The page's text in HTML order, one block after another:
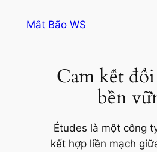
Mắt Bão WS
Cam kết
bền
Études là một công
kết hợp liền mạch